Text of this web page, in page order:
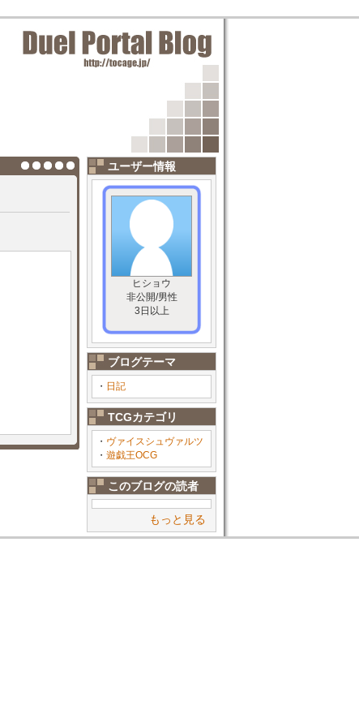
ユーザー情報
ヒショウ
非公開/男性
3日以上
ブログテーマ
・ 日記
TCGカテゴリ
・ ヴァイスシュヴァルツ
・ 遊戯王OCG
このブログの読者
もっと見る